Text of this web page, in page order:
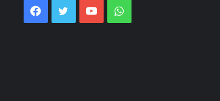
Facebook
TwitterYouTube